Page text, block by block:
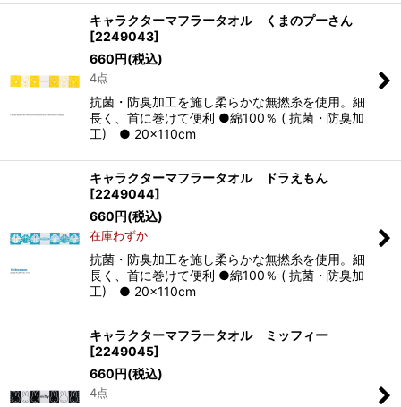
キャラクターマフラータオル くまのプーさん
[2249043]
660円(税込)
4点
抗菌・防臭加工を施し柔らかな無撚糸を使用。細
長く、首に巻けて便利 ●綿100％ ( 抗菌・防臭加
工) ● 20×110cm
キャラクターマフラータオル ドラえもん
[2249044]
660円(税込)
在庫わずか
抗菌・防臭加工を施し柔らかな無撚糸を使用。細
長く、首に巻けて便利 ●綿100％ ( 抗菌・防臭加
工) ● 20×110cm
キャラクターマフラータオル ミッフィー
[2249045]
660円(税込)
4点